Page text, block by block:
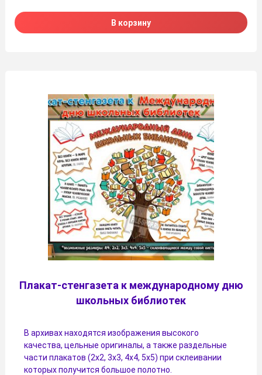
В корзину
Плакат-стенгазета к международному дню
школьных библиотек
В архивах находятся изображения высокого
качества, цельные оригиналы, а также раздельные
части плакатов (2х2, 3х3, 4х4, 5х5) при склеивании
которых получится большое полотно.